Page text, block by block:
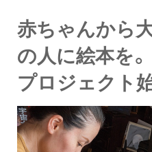
赤ちゃんから
の人に絵本を。
プロジェクト